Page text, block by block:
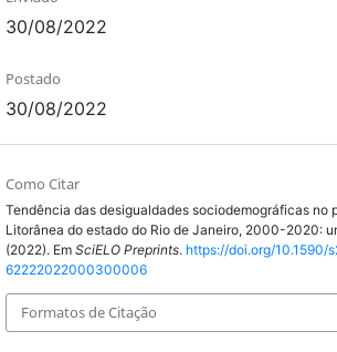
30/08/2022
Postado
30/08/2022
Como Citar
Tendência das desigualdades sociodemográficas no
Litorânea do estado do Rio de Janeiro, 2000-2020:
(2022). Em SciELO Preprints. https://doi.org/10.1590/
62222022000300006
Formatos de Citação